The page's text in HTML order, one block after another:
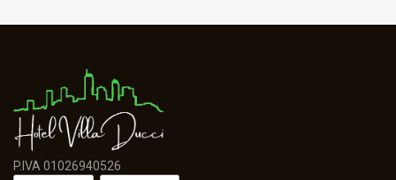
P.IVA 01026940526